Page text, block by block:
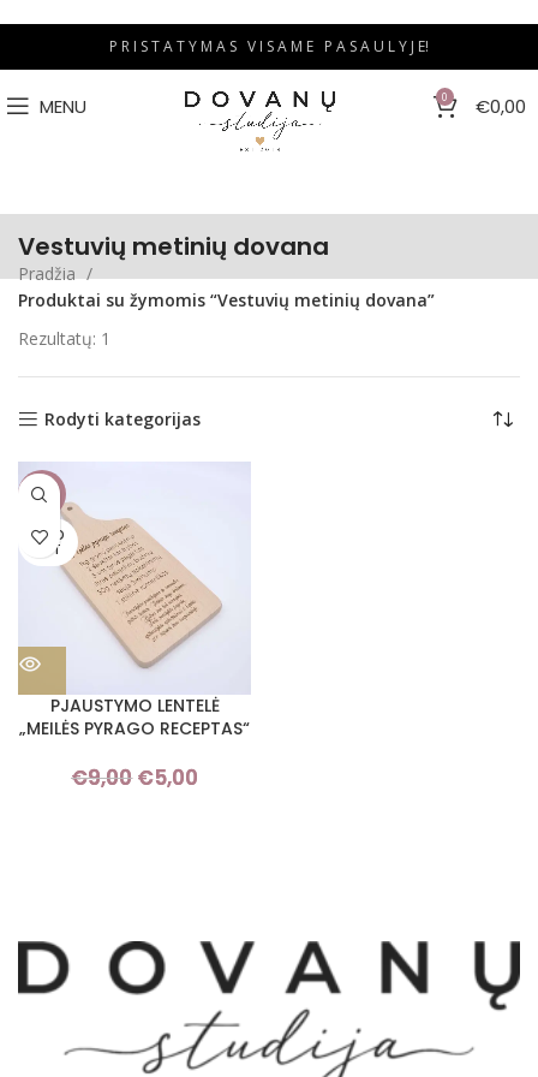
P R I S T A T Y M A S V I S A M E P A S A U L Y J E!
MENU 0 €0,00
Vestuvių metinių dovana
Pradžia
Produktai su žymomis “Vestuvių metinių dovana”
Rezultatų: 1
Rodyti kategorijas
-44%
SOLD
OUT
PJAUSTYMO LENTELĖ
„MEILĖS PYRAGO RECEPTAS“
€9,00
Original
€5,00